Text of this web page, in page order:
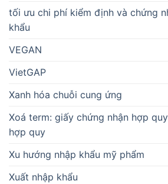
tối ưu chi phí kiểm định và chứng
khẩu
VEGAN
VietGAP
Xanh hóa chuỗi cung ứng
Xoá term: giấy chứng nhận hợp
hợp quy
Xu hướng nhập khẩu mỹ phẩm
Xuất nhập khẩu